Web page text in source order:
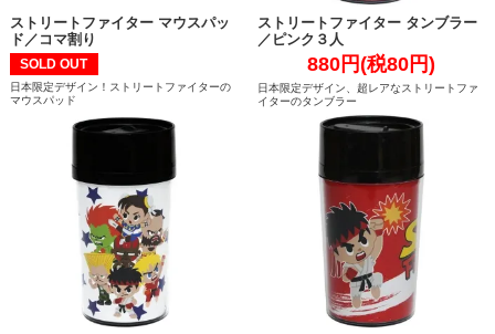
ストリートファイター マウスパッ
ド／コマ割り
SOLD OUT
日本限定デザイン！ストリートファイターの
マウスパッド
ストリートファイター タンブラー
／ピンク３人
880円(税80円)
日本限定デザイン、超レアなストリートファ
イターのタンブラー